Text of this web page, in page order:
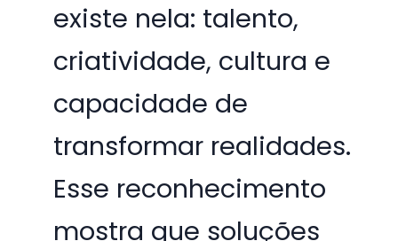
existe nela: talento,
criatividade, cultura e
capacidade de
transformar realidades.
Esse reconhecimento
mostra que soluções